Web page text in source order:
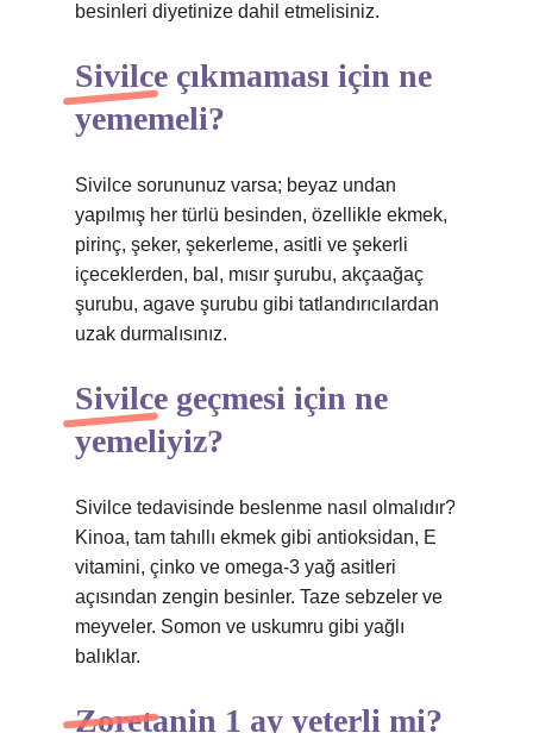
besinleri diyetinize dahil etmelisiniz.
Sivilce çıkmaması için ne
yememeli?
Sivilce sorununuz varsa; beyaz undan
yapılmış her türlü besinden, özellikle ekmek,
pirinç, şeker, şekerleme, asitli ve şekerli
içeceklerden, bal, mısır şurubu, akçaağaç
şurubu, agave şurubu gibi tatlandırıcılardan
uzak durmalısınız.
Sivilce geçmesi için ne
yemeliyiz?
Sivilce tedavisinde beslenme nasıl olmalıdır?
Kinoa, tam tahıllı ekmek gibi antioksidan, E
vitamini, çinko ve omega-3 yağ asitleri
açısından zengin besinler. Taze sebzeler ve
meyveler. Somon ve uskumru gibi yağlı
balıklar.
Zoretanin 1 ay yeterli mi?